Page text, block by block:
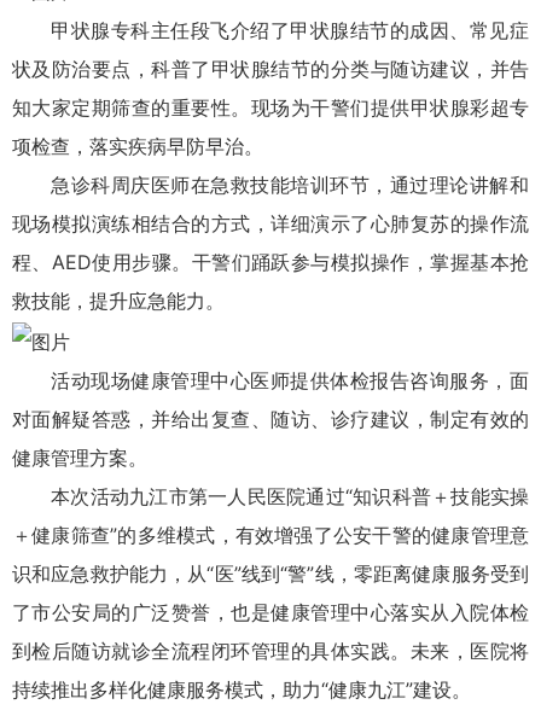
甲状腺专科主任段飞介绍了甲状腺结节的成因、常见症
状及防治要点，科普了甲状腺结节的分类与随访建议，并告
知大家定期筛查的重要性。现场为干警们提供甲状腺彩超专
项检查，落实疾病早防早治。
急诊科周庆医师在急救技能培训环节，通过理论讲解和
现场模拟演练相结合的方式，详细演示了心肺复苏的操作流
程、AED使用步骤。干警们踊跃参与模拟操作，掌握基本抢
救技能，提升应急能力。
活动现场健康管理中心医师提供体检报告咨询服务，面
对面解疑答惑，并给出复查、随访、诊疗建议，制定有效的
健康管理方案。
本次活动九江市第一人民医院通过“知识科普＋技能实操
＋健康筛查”的多维模式，有效增强了公安干警的健康管理意
识和应急救护能力，从“医”线到“警”线，零距离健康服务受到
了市公安局的广泛赞誉，也是健康管理中心落实从入院体检
到检后随访就诊全流程闭环管理的具体实践。未来，医院将
持续推出多样化健康服务模式，助力“健康九江”建设。